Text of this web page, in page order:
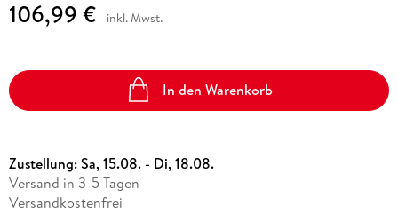
106,99 € inkl. Mwst.
In den Warenkorb
Zustellung:Sa, 15.08. - Di, 18.08.
Versand in 3-5 Tagen
Versandkostenfrei